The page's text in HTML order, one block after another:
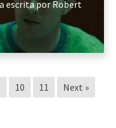
escrita por Robert
10 11 Next »